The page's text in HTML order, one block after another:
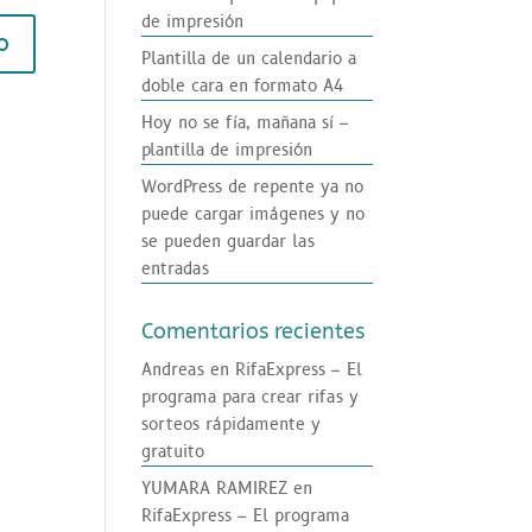
active
de impresión
Plantilla de un calendario a
doble cara en formato A4
Hoy no se fía, mañana sí –
plantilla de impresión
WordPress de repente ya no
puede cargar imágenes y no
se pueden guardar las
entradas
Comentarios recientes
Andreas en RifaExpress – El
programa para crear rifas y
sorteos rápidamente y
gratuito
YUMARA RAMIREZ en
RifaExpress – El programa